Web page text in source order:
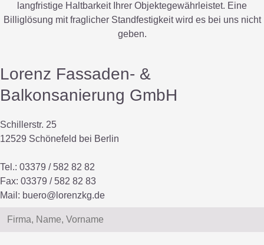
langfristige Haltbarkeit Ihrer Objektegewährleistet. Eine
Billiglösung mit fraglicher Standfestigkeit wird es bei uns nicht
geben.
Lorenz Fassaden- &
Balkonsanierung GmbH
Schillerstr. 25
12529 Schönefeld bei Berlin
Tel.: 03379 / 582 82 82
Fax: 03379 / 582 82 83
Mail: buero@lorenzkg.de